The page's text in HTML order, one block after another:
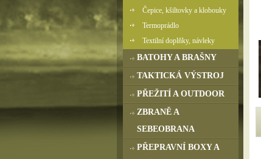
Čepice, kšiltovky a klobouky
Termoprádlo
Textilní doplňky, návleky
BATOHY A BRAŠNY
TAKTICKÁ VÝSTROJ
PŘEŽITÍ A OUTDOOR
ZBRANĚ A
SEBEOBRANA
PŘEPRAVNÍ BOXY A